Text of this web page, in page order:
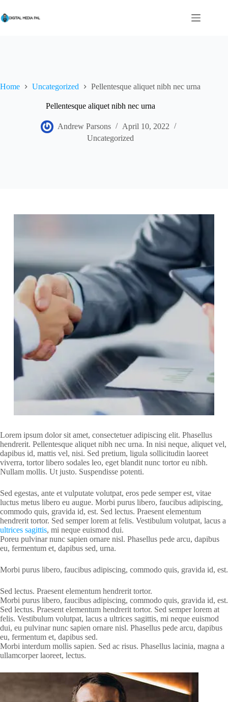
to
content
Home Uncategorized Pellentesque aliquet nibh nec urna
Pellentesque aliquet nibh nec urna
Andrew Parsons
April 10, 2022
Uncategorized
Lorem ipsum dolor sit amet, consectetuer adipiscing elit. Phasellus
hendrerit. Pellentesque aliquet nibh nec urna. In nisi neque, aliquet vel,
dapibus id, mattis vel, nisi. Sed pretium, ligula sollicitudin laoreet
viverra, tortor libero sodales leo, eget blandit nunc tortor eu nibh.
Nullam mollis. Ut justo. Suspendisse potenti.
Sed egestas, ante et vulputate volutpat, eros pede semper est, vitae
luctus metus libero eu augue. Morbi purus libero, faucibus adipiscing,
commodo quis, gravida id, est. Sed lectus. Praesent elementum
hendrerit tortor. Sed semper lorem at felis. Vestibulum volutpat, lacus a
ultrices sagittis, mi neque euismod dui.
Poreu pulvinar nunc sapien ornare nisl. Phasellus pede arcu, dapibus
eu, fermentum et, dapibus sed, urna.
Morbi purus libero, faucibus adipiscing, commodo quis, gravida id, est.
Sed lectus. Praesent elementum hendrerit tortor.
Morbi purus libero, faucibus adipiscing, commodo quis, gravida id, est.
Sed lectus. Praesent elementum hendrerit tortor. Sed semper lorem at
felis. Vestibulum volutpat, lacus a ultrices sagittis, mi neque euismod
dui, eu pulvinar nunc sapien ornare nisl. Phasellus pede arcu, dapibus
eu, fermentum et, dapibus sed.
Morbi interdum mollis sapien. Sed ac risus. Phasellus lacinia, magna a
ullamcorper laoreet, lectus.